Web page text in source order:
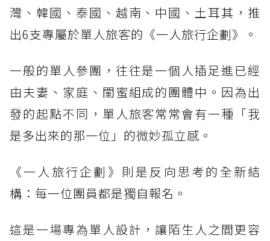
灣、韓國、泰國、越南、中國、土耳其，推
出6支專屬於單人旅客的《一人旅行企劃》。
一般的單人參團，往往是一個人插足進已經
由夫妻、家庭、閨蜜組成的團體中。因為出
發的起點不同，單人旅客常常會有一種「我
是多出來的那一位」的微妙孤立感。
《一人旅行企劃》則是反向思考的全新結
構：每一位團員都是獨自報名。
這是一場專為單人設計，讓陌生人之間更容